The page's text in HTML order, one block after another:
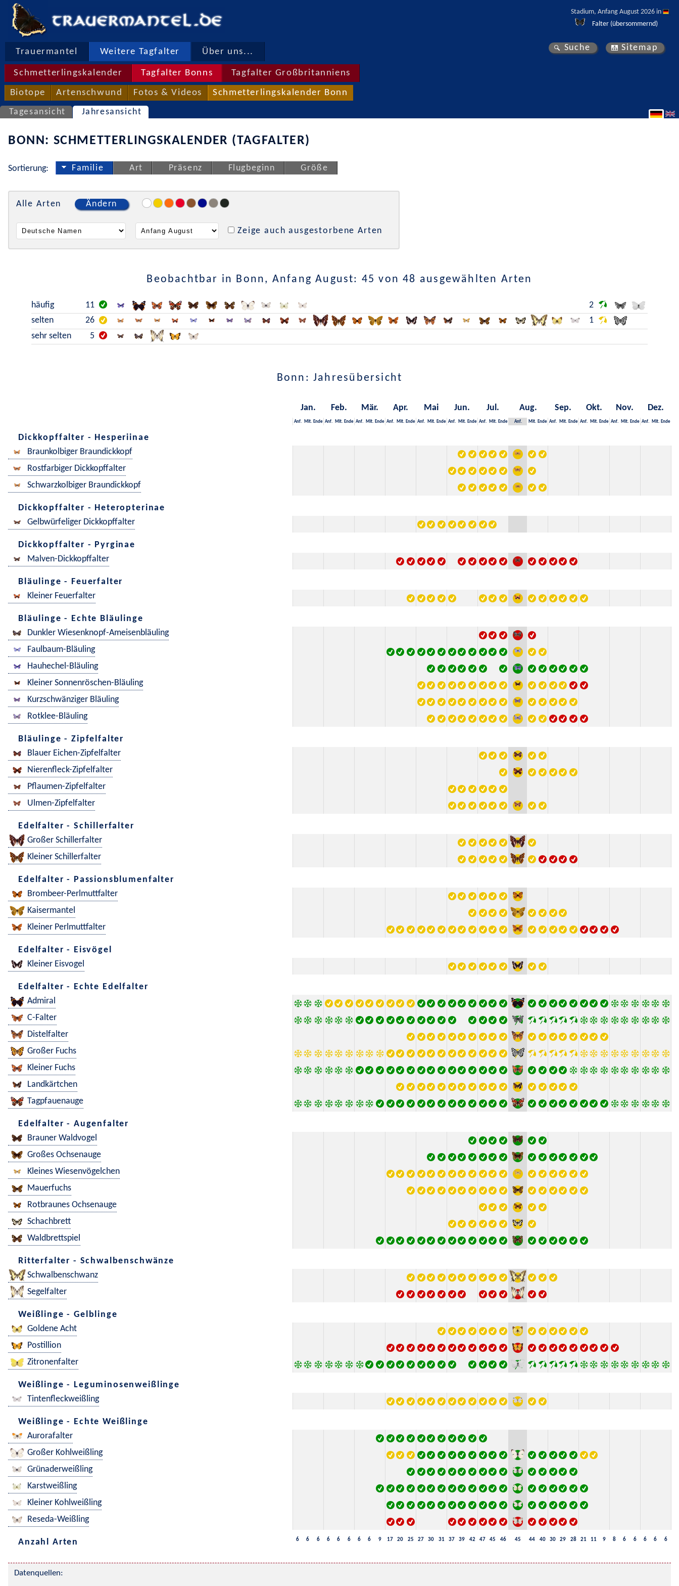
Stadium, Anfang August 2026 in
Falter (übersommernd)
Trauermantel Weitere Tagfalter Über uns...
Schmetterlingskalender Tagfalter Bonns Tagfalter Großbritanniens
Biotope Artenschwund Fotos & Videos Schmetterlingskalender Bonn
Suche Sitemap
Tagesansicht Jahresansicht
BONN: SCHMETTERLINGSKALENDER (TAGFALTER)
Sortierung: Familie Art Präsenz Flugbeginn Größe
Alle Arten Ändern
Zeige auch ausgestorbene Arten
Beobachtbar in Bonn, Anfang August: 45 von 48 ausgewählten Arten
häufig 11
2
selten
26
1
sehr selten
5
Bonn: Jahresübersicht
Jan. Feb. Mär. Apr. Mai Jun. Jul. Aug. Sep. Okt. Nov. Dez.
Anf. Mit. Ende Anf. Mit. Ende Anf. Mit. Ende Anf. Mit. Ende Anf. Mit. Ende Anf. Mit. Ende Anf. Mit. Ende Anf. Mit. Ende Anf. Mit. Ende Anf. Mit. Ende Anf. Mit. Ende Anf. Mit. Ende
Dickkopffalter - Hesperiinae
Braunkolbiger Braundickkopf
Rostfarbiger Dickkopffalter
Schwarzkolbiger Braundickkopf
Dickkopffalter - Heteropterinae
Gelbwürfeliger Dickkopffalter
Dickkopffalter - Pyrginae
Malven-Dickkopffalter
Bläulinge - Feuerfalter
Kleiner Feuerfalter
Bläulinge - Echte Bläulinge
Dunkler Wiesenknopf-Ameisenbläuling
Faulbaum-Bläuling
Hauhechel-Bläuling
Kleiner Sonnenröschen-Bläuling
Kurzschwänziger Bläuling
Rotklee-Bläuling
Bläulinge - Zipfelfalter
Blauer Eichen-Zipfelfalter
Nierenfleck-Zipfelfalter
Pflaumen-Zipfelfalter
Ulmen-Zipfelfalter
Edelfalter - Schillerfalter
Großer Schillerfalter
Kleiner Schillerfalter
Edelfalter - Passionsblumenfalter
Brombeer-Perlmuttfalter
Kaisermantel
Kleiner Perlmuttfalter
Edelfalter - Eisvögel
Kleiner Eisvogel
Edelfalter - Echte Edelfalter
Admiral
C-Falter
Distelfalter
Großer Fuchs
Kleiner Fuchs
Landkärtchen
Tagpfauenauge
Edelfalter - Augenfalter
Brauner Waldvogel
Großes Ochsenauge
Kleines Wiesenvögelchen
Mauerfuchs
Rotbraunes Ochsenauge
Schachbrett
Waldbrettspiel
Ritterfalter - Schwalbenschwänze
Schwalbenschwanz
Segelfalter
Weißlinge - Gelblinge
Goldene Acht
Postillion
Zitronenfalter
Weißlinge - Leguminosenweißlinge
Tintenfleckweißling
Weißlinge - Echte Weißlinge
Aurorafalter
Großer Kohlweißling
Grünaderweißling
Karstweißling
Kleiner Kohlweißling
Reseda-Weißling
Anzahl Arten 6 6 6 6 6 6 6 6 9 17 20 25 27 30 31 37 39 42 47 45 46 45 44 40 30 29 28 21 11 9 8 6 6 6 6 6
Datenquellen: